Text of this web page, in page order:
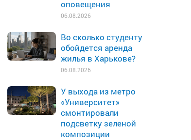
оповещения
06.08.2026
Во сколько студенту
обойдется аренда
жилья в Харькове?
06.08.2026
У выхода из метро
«Университет»
смонтировали
подсветку зеленой
композиции